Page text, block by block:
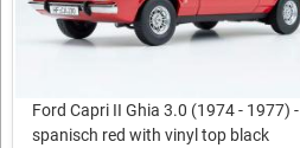
Ford Capri II Ghia 3.0 (1974 - 1977) -
spanisch red with vinyl top black